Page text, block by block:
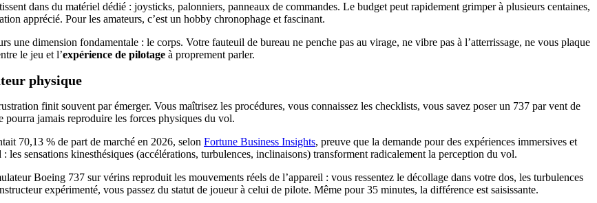
dans du matériel dédié : joysticks, palonniers, panneaux de commandes. Le budget peut rapidement grimper à plusieurs centaines,
apprécié. Pour les amateurs, c’est un hobby chronophage et fascinant.
une dimension fondamentale : le corps. Votre fauteuil de bureau ne penche pas au virage, ne vibre pas à l’atterrissage, ne vous plaque
le jeu et l’expérience de pilotage à proprement parler.
physique
finit souvent par émerger. Vous maîtrisez les procédures, vous connaissez les checklists, vous savez poser un 737 par vent de
pourra jamais reproduire les forces physiques du vol.
70,13 % de part de marché en 2026, selon Fortune Business Insights, preuve que la demande pour des expériences immersives et
les sensations kinesthésiques (accélérations, turbulences, inclinaisons) transforment radicalement la perception du vol.
Boeing 737 sur vérins reproduit les mouvements réels de l’appareil : vous ressentez le décollage dans votre dos, les turbulences
expérimenté, vous passez du statut de joueur à celui de pilote. Même pour 35 minutes, la différence est saisissante.